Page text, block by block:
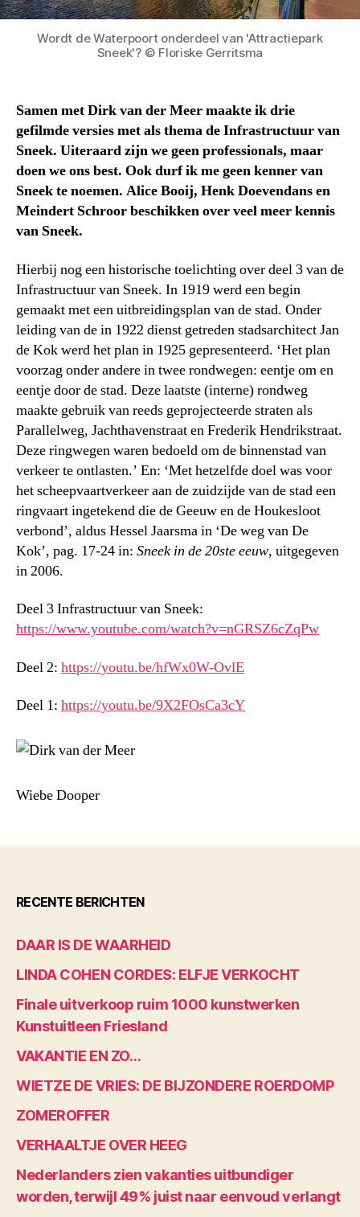
Wordt de Waterpoort onderdeel van 'Attractiepark
Sneek'? © Floriske Gerritsma
Samen met Dirk van der Meer maakte ik drie
gefilmde versies met als thema de Infrastructuur van
Sneek. Uiteraard zijn we geen professionals, maar
doen we ons best. Ook durf ik me geen kenner van
Sneek te noemen. Alice Booij, Henk Doevendans en
Meindert Schroor beschikken over veel meer kennis
van Sneek.
Hierbij nog een historische toelichting over deel 3 van de
Infrastructuur van Sneek. In 1919 werd een begin
gemaakt met een uitbreidingsplan van de stad. Onder
leiding van de in 1922 dienst getreden stadsarchitect Jan
de Kok werd het plan in 1925 gepresenteerd. ‘Het plan
voorzag onder andere in twee rondwegen: eentje om en
eentje door de stad. Deze laatste (interne) rondweg
maakte gebruik van reeds geprojecteerde straten als
Parallelweg, Jachthavenstraat en Frederik Hendrikstraat.
Deze ringwegen waren bedoeld om de binnenstad van
verkeer te ontlasten.’ En: ‘Met hetzelfde doel was voor
het scheepvaartverkeer aan de zuidzijde van de stad een
ringvaart ingetekend die de Geeuw en de Houkesloot
verbond’, aldus Hessel Jaarsma in ‘De weg van De
Kok’, pag. 17-24 in: Sneek in de 20ste eeuw, uitgegeven
in 2006.
Deel 3 Infrastructuur van Sneek:
https://www.youtube.com/watch?v=nGRSZ6cZqPw
Deel 2: https://youtu.be/hfWx0W-OvlE
Deel 1: https://youtu.be/9X2FOsCa3cY
Wiebe Dooper
RECENTE BERICHTEN
DAAR IS DE WAARHEID
LINDA COHEN CORDES: ELFJE VERKOCHT
Finale uitverkoop ruim 1000 kunstwerken
Kunstuitleen Friesland
VAKANTIE EN ZO…
WIETZE DE VRIES: DE BIJZONDERE ROERDOMP
ZOMEROFFER
VERHAALTJE OVER HEEG
Nederlanders zien vakanties uitbundiger
worden, terwijl 49% juist naar eenvoud verlangt